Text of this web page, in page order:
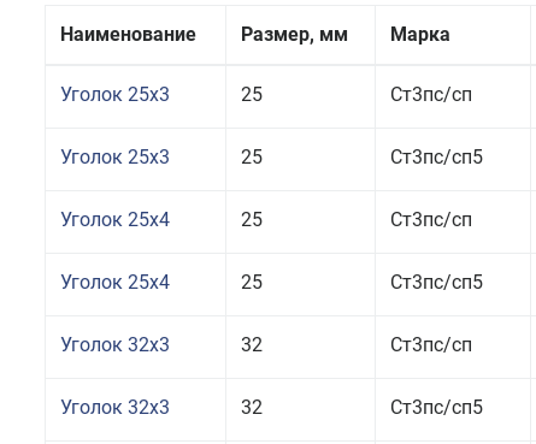
Наименование Размер, мм Марка
Уголок 25x3 25 Ст3пс/сп
Уголок 25x3 25 Ст3пс/сп5
Уголок 25x4 25 Ст3пс/сп
Уголок 25x4 25 Ст3пс/сп5
Уголок 32x3 32 Ст3пс/сп
Уголок 32x3 32 Ст3пс/сп5